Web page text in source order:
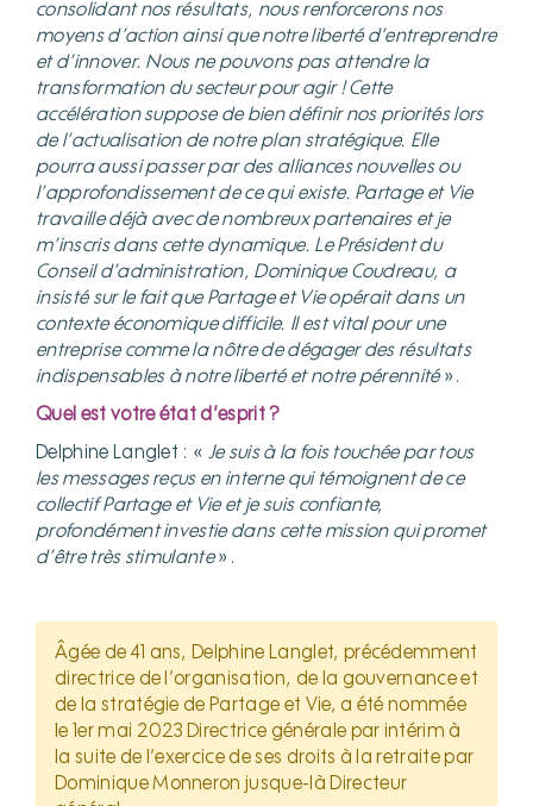
consolidant nos résultats, nous renforcerons nos
moyens d’action ainsi que notre liberté d’entreprendre
et d’innover. Nous ne pouvons pas attendre la
transformation du secteur pour agir ! Cette
accélération suppose de bien définir nos priorités lors
de l’actualisation de notre plan stratégique. Elle
pourra aussi passer par des alliances nouvelles ou
l’approfondissement de ce qui existe. Partage et Vie
travaille déjà avec de nombreux partenaires et je
m’inscris dans cette dynamique. Le Président du
Conseil d’administration, Dominique Coudreau, a
insisté sur le fait que Partage et Vie opérait dans un
contexte économique difficile. Il est vital pour une
entreprise comme la nôtre de dégager des résultats
indispensables à notre liberté et notre pérennité».
Quel est votre état d’esprit ?
Delphine Langlet : « Je suis à la fois touchée par tous
les messages reçus en interne qui témoignent de ce
collectif Partage et Vie et je suis confiante,
profondément investie dans cette mission qui promet
d’être très stimulante».
Âgée de 41 ans, Delphine Langlet, précédemment
directrice de l’organisation, de la gouvernance et
de la stratégie de Partage et Vie, a été nommée
le 1er mai 2023 Directrice générale par intérim à
la suite de l’exercice de ses droits à la retraite par
Dominique Monneron jusque-là Directeur